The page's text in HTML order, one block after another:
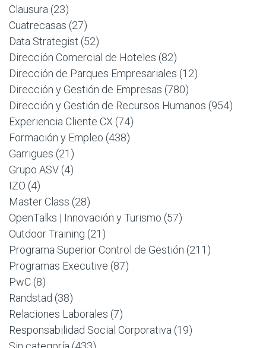
Clausura (23)
Cuatrecasas (27)
Data Strategist (52)
Dirección Comercial de Hoteles (82)
Dirección de Parques Empresariales (12)
Dirección y Gestión de Empresas (780)
Dirección y Gestión de Recursos Humanos (954)
Experiencia Cliente CX (74)
Formación y Empleo (438)
Garrigues (21)
Grupo ASV (4)
IZO (4)
Master Class (28)
OpenTalks | Innovación y Turismo (57)
Outdoor Training (21)
Programa Superior Control de Gestión (211)
Programas Executive (87)
PwC (8)
Randstad (38)
Relaciones Laborales (7)
Responsabilidad Social Corporativa (19)